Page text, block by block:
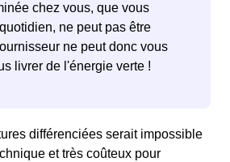
chez vous, que vous
ne peut pas être
ne peut donc vous
livrer de l'énergie verte !
différenciées serait impossible
et très coûteux pour